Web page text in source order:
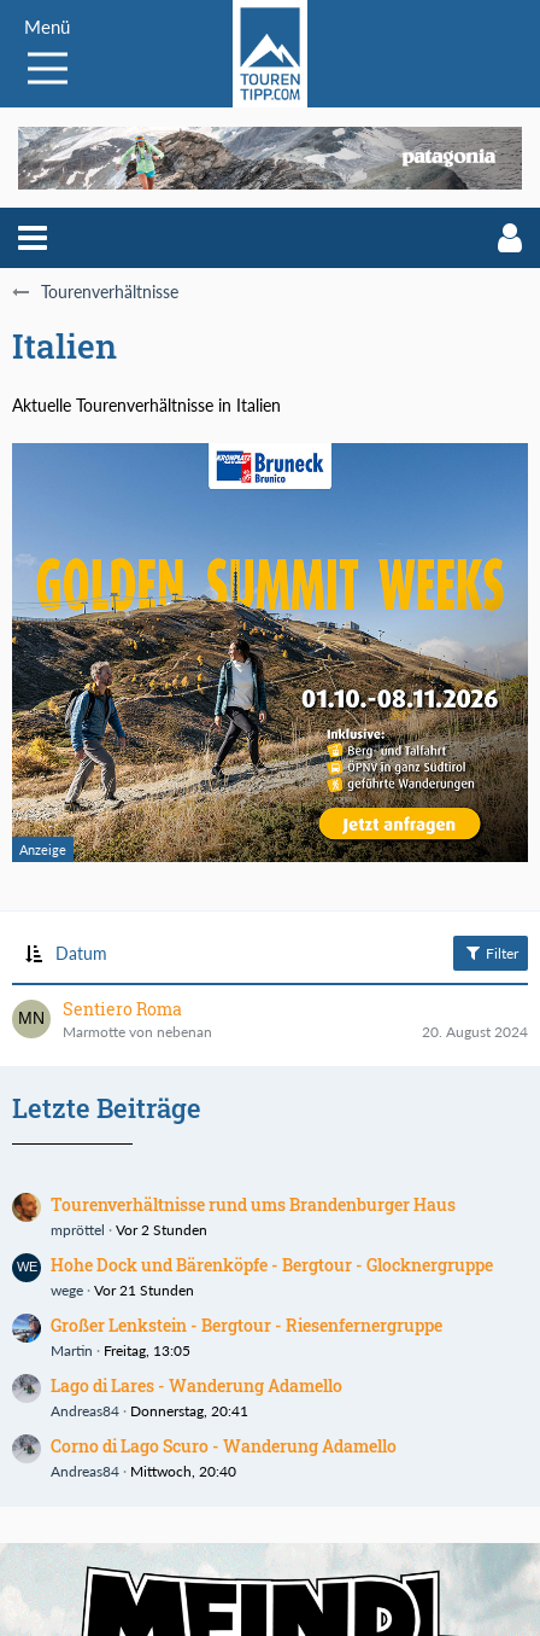
Menü
Tourenverhältnisse
Italien
Aktuelle Tourenverhältnisse in Italien
Datum Filter
Sentiero Roma
Marmotte von nebenan 20. August 2024
Letzte Beiträge
Tourenverhältnisse rund ums Brandenburger Haus
mpröttel Vor 2 Stunden
Hohe Dock und Bärenköpfe - Bergtour - Glocknergruppe
wege Vor 21 Stunden
Großer Lenkstein - Bergtour - Riesenfernergruppe
Martin Freitag, 13:05
Lago di Lares - Wanderung Adamello
Andreas84 Donnerstag, 20:41
Corno di Lago Scuro - Wanderung Adamello
Andreas84 Mittwoch, 20:40